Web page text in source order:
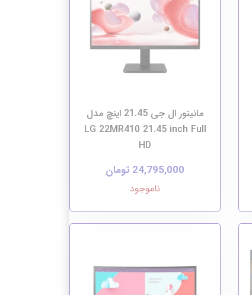
مانیتور ال جی 21.45 اینچ مدل
LG 22MR410 21.45 inch Full
HD
24,795,000 تومان
ناموجود